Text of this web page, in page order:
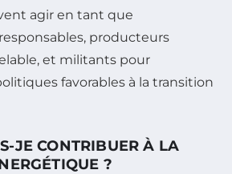
agir en tant que
producteurs
et militants pour
favorables à la transition
JE CONTRIBUER À LA
?